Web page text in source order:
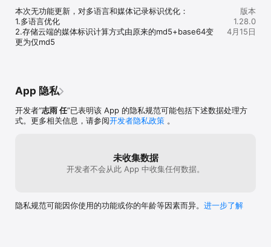
本次无功能更新，对多语言和媒体记录标识优化：
1.多语言优化
2.存储云端的媒体标识计算方式由原来的md5+base64变
更为仅md5
版本
1.28.0
4月15日
App 隐私
开发者“志雨 任”已表明该 App 的隐私规范可能包括下述数据处理方
式。更多相关信息，请参阅开发者隐私政策 。
未收集数据
开发者不会从此 App 中收集任何数据。
隐私规范可能因你使用的功能或你的年龄等因素而异。 进一步了解